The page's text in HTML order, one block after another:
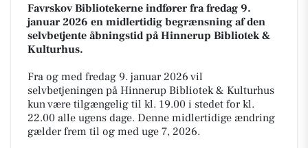
Favrskov Bibliotekerne indfører fra fredag 9.
januar 2026 en midlertidig begrænsning af den
selvbetjente åbningstid på Hinnerup Bibliotek &
Kulturhus.
Fra og med fredag 9. januar 2026 vil
selvbetjeningen på Hinnerup Bibliotek & Kulturhus
kun være tilgængelig til kl. 19.00 i stedet for kl.
22.00 alle ugens dage. Denne midlertidige ændring
gælder frem til og med uge 7, 2026.